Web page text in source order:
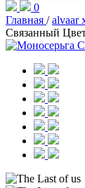
0
Главная /alvaar
Связанный